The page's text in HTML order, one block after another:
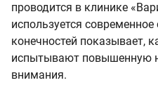
проводится в клинике
используется
конечностей показывает,
испытывают повышенную
внимания.